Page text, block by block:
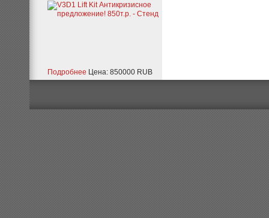
Подробнее Цена: 850000 RUB